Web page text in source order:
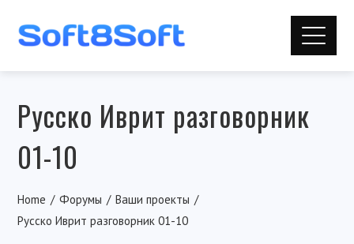
Русско Иврит разговорник
01-10
Home Форумы
Ваши проекты
Русско Иврит разговорник 01-10